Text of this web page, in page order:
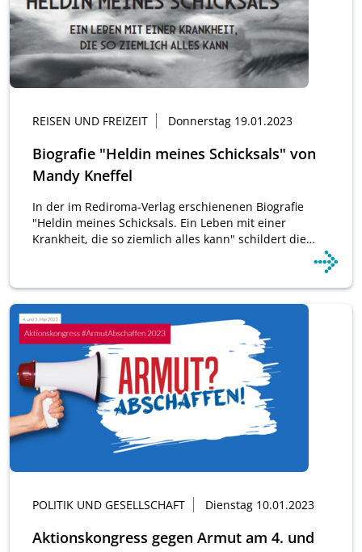
REISEN UND FREIZEIT Donnerstag 19.01.2023
Biografie "Heldin meines Schicksals" von
Mandy Kneffel
In der im Rediroma-Verlag erschienenen Biografie
"Heldin meines Schicksals. Ein Leben mit einer
Krankheit, die so ziemlich alles kann" schildert die…
POLITIK UND GESELLSCHAFT Dienstag 10.01.2023
Aktionskongress gegen Armut am 4. und